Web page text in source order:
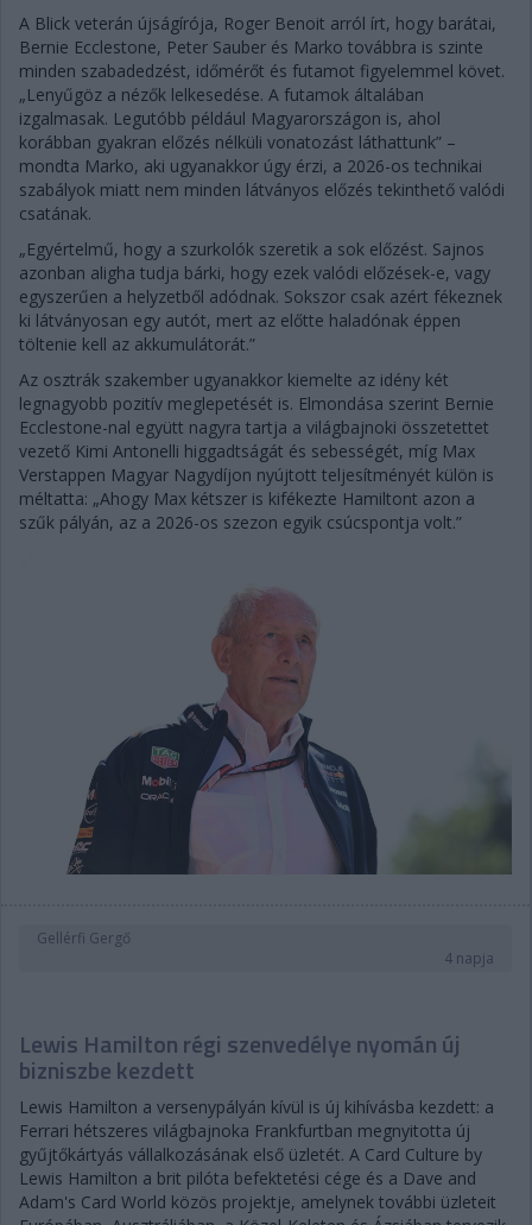
A Blick veterán újságírója, Roger Benoit arról írt, hogy barátai,
Bernie Ecclestone, Peter Sauber és Marko továbbra is szinte
minden szabadedzést, időmérőt és futamot figyelemmel követ.
„Lenyűgöz a nézők lelkesedése. A futamok általában
izgalmasak. Legutóbb például Magyarországon is, ahol
korábban gyakran előzés nélküli vonatozást láthattunk” –
mondta Marko, aki ugyanakkor úgy érzi, a 2026-os technikai
szabályok miatt nem minden látványos előzés tekinthető valódi
csatának.
„Egyértelmű, hogy a szurkolók szeretik a sok előzést. Sajnos
azonban aligha tudja bárki, hogy ezek valódi előzések-e, vagy
egyszerűen a helyzetből adódnak. Sokszor csak azért fékeznek
ki látványosan egy autót, mert az előtte haladónak éppen
töltenie kell az akkumulátorát.”
Az osztrák szakember ugyanakkor kiemelte az idény két
legnagyobb pozitív meglepetését is. Elmondása szerint Bernie
Ecclestone-nal együtt nagyra tartja a világbajnoki összetettet
vezető Kimi Antonelli higgadtságát és sebességét, míg Max
Verstappen Magyar Nagydíjon nyújtott teljesítményét külön is
méltatta: „Ahogy Max kétszer is kifékezte Hamiltont azon a
szűk pályán, az a 2026-os szezon egyik csúcspontja volt.”
Gellérfi Gergő
4 napja
Lewis Hamilton régi szenvedélye nyomán új
bizniszbe kezdett
Lewis Hamilton a versenypályán kívül is új kihívásba kezdett: a
Ferrari hétszeres világbajnoka Frankfurtban megnyitotta új
gyűjtőkártyás vállalkozásának első üzletét. A Card Culture by
Lewis Hamilton a brit pilóta befektetési cége és a Dave and
Adam's Card World közös projektje, amelynek további üzleteit